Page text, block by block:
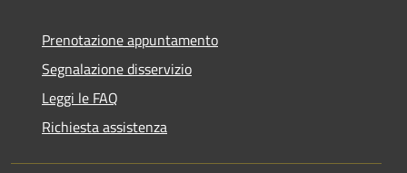
Prenotazione appuntamento
Segnalazione disservizio
Leggi le FAQ
Richiesta assistenza